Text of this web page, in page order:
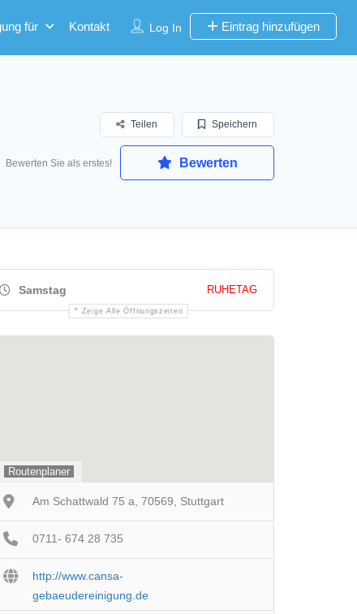
Log In Eintrag hinzufügen
für Kontakt
Speichern
Teilen
Bewerten Sie als erstes! Bewerten
Samstag RUHETAG
Zeige Alle Öffnungszeiten
Routenplaner
Am Schattwald 75 a, 70569, Stuttgart
0711- 674 28 735
http://www.cansa-
gebaeudereinigung.de